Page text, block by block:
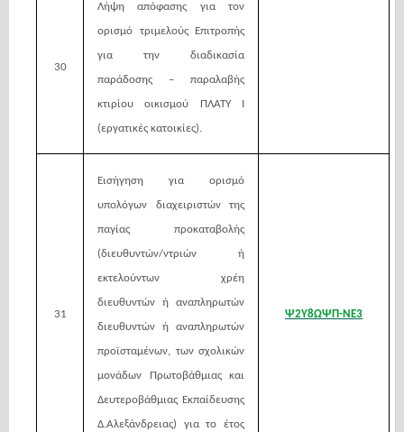
30
Λήψη απόφασης για τον
ορισμό τριμελούς Επιτροπής
για την διαδικασία
παράδοσης – παραλαβής
κτιρίου οικισμού ΠΛΑΤΥ Ι
(εργατικές κατοικίες).
31
Εισήγηση για ορισμό
υπολόγων διαχειριστών της
παγίας προκαταβολής
(διευθυντών/ντριών ή
εκτελούντων χρέη
διευθυντών ή αναπληρωτών
διευθυντών ή αναπληρωτών
προϊσταμένων, των σχολικών
μονάδων Πρωτοβάθμιας και
Δευτεροβάθμιας Εκπαίδευσης
Δ.Αλεξάνδρειας) για το έτος
Ψ2Υ8ΩΨΠ-ΝΕ3